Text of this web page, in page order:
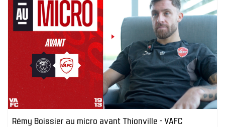
Rémy Boissier au micro avant Thionville - VAFC